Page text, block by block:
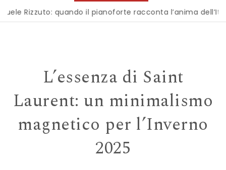
quando il pianoforte racconta l’anima dell’Italia |
L’essenza di Saint
Laurent: un minimalismo
magnetico per l’Inverno
2025